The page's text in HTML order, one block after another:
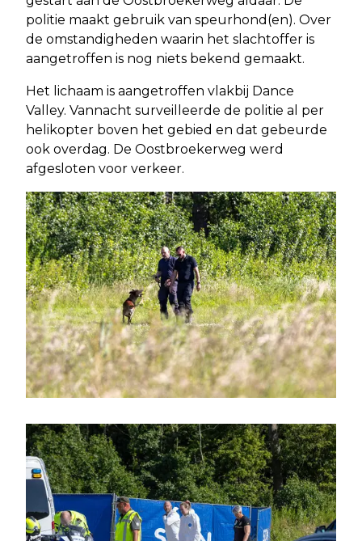
politie maakt gebruik van speurhond(en). Over
de omstandigheden waarin het slachtoffer is
aangetroffen is nog niets bekend gemaakt.
Het lichaam is aangetroffen vlakbij Dance
Valley. Vannacht surveilleerde de politie al per
helikopter boven het gebied en dat gebeurde
ook overdag. De Oostbroekerweg werd
afgesloten voor verkeer.